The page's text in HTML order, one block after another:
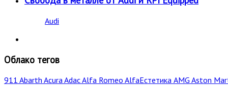
Audi
Облако тегов
911 Abarth AcuraAdacAlfa Romeo AlfaЕстетика AMG Aston